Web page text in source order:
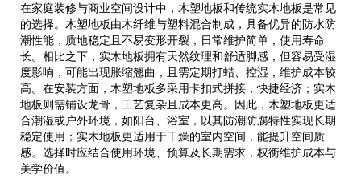
在家庭装修与商业空间设计中，木塑地板和传统实木地板是常见
的选择。木塑地板由木纤维与塑料混合制成，具备优异的防水防
潮性能，质地稳定且不易变形开裂，日常维护简单，使用寿命
长。相比之下，实木地板拥有天然纹理和舒适脚感，但容易受湿
度影响，可能出现胀缩翘曲，且需定期打蜡、控湿，维护成本较
高。在安装方面，木塑地板多采用卡扣式拼接，快捷经济；实木
地板则需铺设龙骨，工艺复杂且成本更高。因此，木塑地板更适
合潮湿或户外环境，如阳台、浴室，以其防潮防腐特性实现长期
稳定使用；实木地板更适用于干燥的室内空间，能提升空间质
感。选择时应结合使用环境、预算及长期需求，权衡维护成本与
美学价值。